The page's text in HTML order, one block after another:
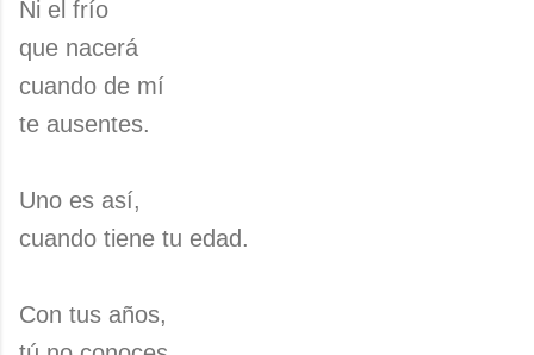
Ni el frío
que nacerá
cuando de mí
te ausentes.
Uno es así,
cuando tiene tu edad.
Con tus años,